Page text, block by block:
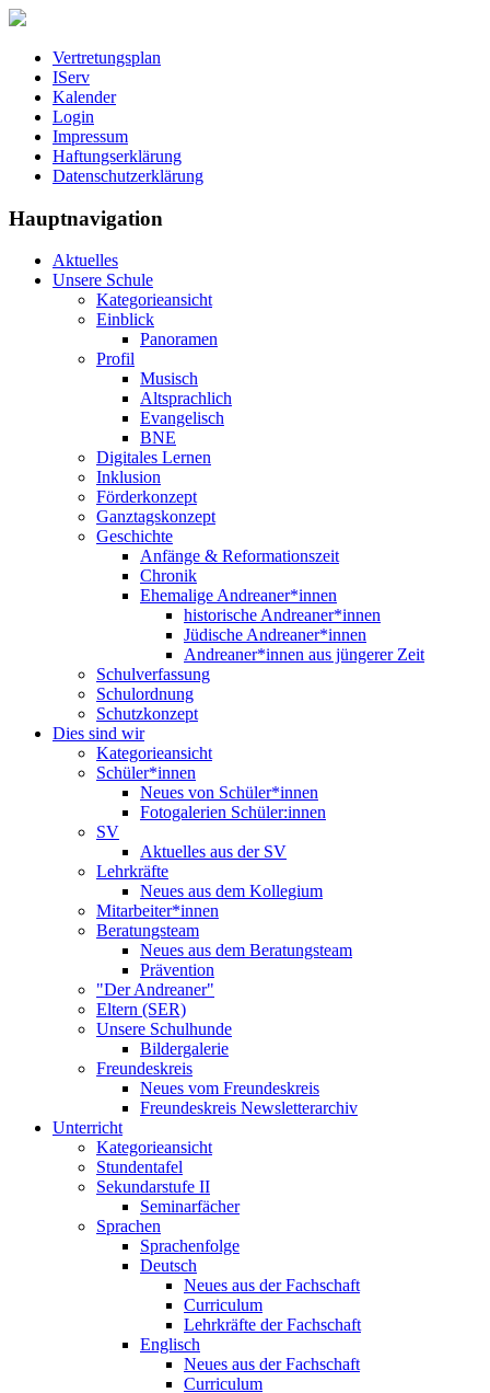
Vertretungsplan
IServ
Kalender
Login
Impressum
Haftungserklärung
Datenschutzerklärung
Hauptnavigation
Aktuelles
Unsere Schule
Kategorieansicht
Einblick
Panoramen
Profil
Musisch
Altsprachlich
Evangelisch
BNE
Digitales Lernen
Inklusion
Förderkonzept
Ganztagskonzept
Geschichte
Anfänge & Reformationszeit
Chronik
Ehemalige Andreaner*innen
historische Andreaner*innen
Jüdische Andreaner*innen
Andreaner*innen aus jüngerer Zeit
Schulverfassung
Schulordnung
Schutzkonzept
Dies sind wir
Kategorieansicht
Schüler*innen
Neues von Schüler*innen
Fotogalerien Schüler:innen
SV
Aktuelles aus der SV
Lehrkräfte
Neues aus dem Kollegium
Mitarbeiter*innen
Beratungsteam
Neues aus dem Beratungsteam
Prävention
"Der Andreaner"
Eltern (SER)
Unsere Schulhunde
Bildergalerie
Freundeskreis
Neues vom Freundeskreis
Freundeskreis Newsletterarchiv
Unterricht
Kategorieansicht
Stundentafel
Sekundarstufe II
Seminarfächer
Sprachen
Sprachenfolge
Deutsch
Neues aus der Fachschaft
Curriculum
Lehrkräfte der Fachschaft
Englisch
Neues aus der Fachschaft
Curriculum